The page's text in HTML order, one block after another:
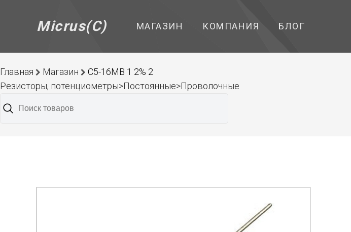
Micrus(C) МАГАЗИН КОМПАНИЯ БЛОГ
Главная Магазин
С5-16МВ 1 2% 2
Резисторы, потенциометры>Постоянные>Проволочные